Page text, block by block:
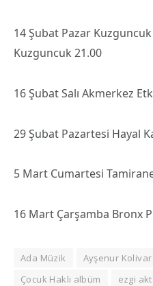
14 Şubat Pazar
Kuzguncuk 21.00
16 Şubat Salı Akmerkez
29 Şubat Pazartesi Hayal
5 Mart Cumartesi
16 Mart Çarşamba Bronx
Ada Müzik Ayşenur Kolivar
Çocuk Haklı albüm
ezgi